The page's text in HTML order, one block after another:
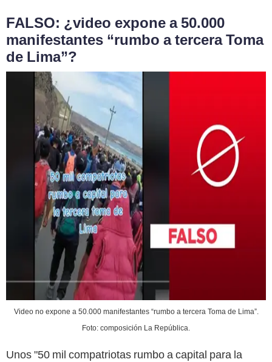
FALSO: ¿video expone a 50.000
manifestantes “rumbo a tercera Toma
de Lima”?
Video no expone a 50.000 manifestantes “rumbo a tercera Toma de Lima”.
Foto: composición La República.
Unos "50 mil compatriotas rumbo a capital para la